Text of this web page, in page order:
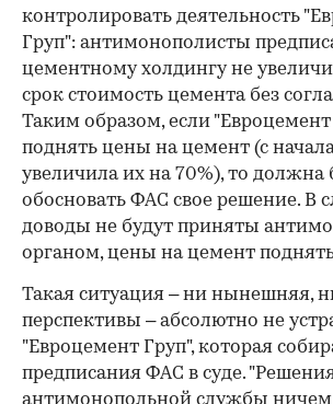
контролировать деятельность
Груп": антимонополисты
цементному холдингу не
срок стоимость цемента без
Таким образом, если "Евроцемент
поднять цены на цемент (с
увеличила их на 70%), то должна
обосновать ФАС свое решение. В
доводы не будут приняты
органом, цены на цемент
Такая ситуация – ни нынешняя,
перспективы – абсолютно не
"Евроцемент Груп", которая
предписания ФАС в суде.